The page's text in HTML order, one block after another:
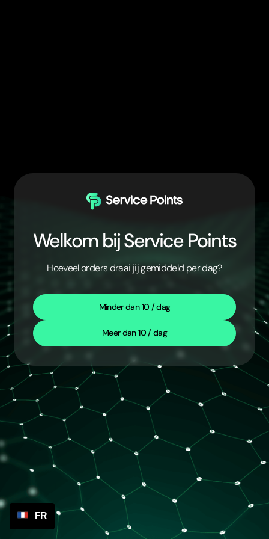
Welkom bij Service Points
Hoeveel orders draai jij gemiddeld per dag?
Minder dan 10 / dag
Meer dan 10 / dag
FR